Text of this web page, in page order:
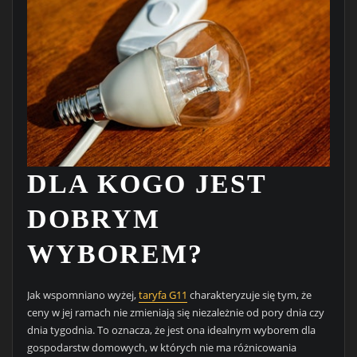
DLA KOGO JEST
DOBRYM
WYBOREM?
Jak wspomniano wyżej,taryfa G11 charakteryzuje się tym, że
ceny w jej ramach nie zmieniają się niezależnie od pory dnia czy
dnia tygodnia. To oznacza, że jest ona idealnym wyborem dla
gospodarstw domowych, w których nie ma różnicowania